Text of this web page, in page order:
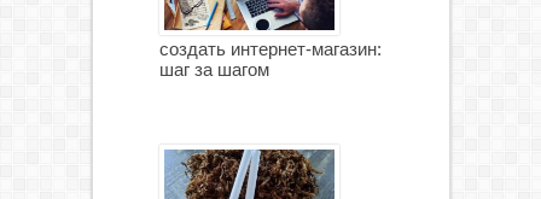
создать интернет-магазин:
шаг за шагом